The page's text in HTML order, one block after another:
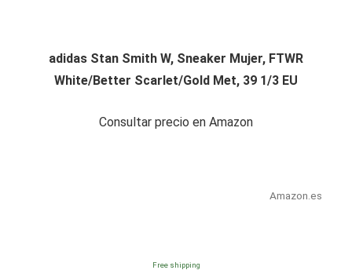
adidas Stan Smith W, Sneaker Mujer, FTWR
White/Better Scarlet/Gold Met, 39 1/3 EU
Consultar precio en Amazon
Amazon.es
Free shipping